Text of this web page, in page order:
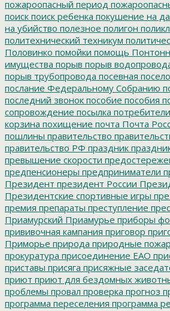
пожароопасный период
поиск поиск ребенка покушение на
на убийство полезное полигон
политехнический техникум
Половинко помойки помощь
имущества порыв порыв
порыв трубопровода посевная
послание Федеральному Собранию
последний звонок пособие пособия
сопровождение посылка потребители
корзина похищение почта Почта
пошлины правительство
правительство РФ праздник
превышение скорости
предпенсионеры предприниматели
Президент президент России
Президентские спортивные игры
премия препараты преступление
Приамурский Приамурье приборы
прививочная кампания приговор
Приморье природа природные
прокуратура присоединение ЕАО
приставы присяга присяжные
приют приют для бездомных
проблемы провал проверка прогноз
программа переселения программа